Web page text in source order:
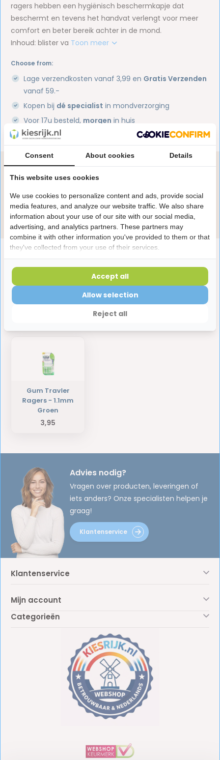
ragers hebben een hygiënisch beschermkapje dat
beschermt en tevens het handvat verlengt voor meer
comfort en beter bereik achter in de mond.
Inhoud: blister va Toon meer
Choose from:
Lage verzendkosten vanaf 3,99 en Gratis Verzenden
vanaf 59.-
Kopen bij dé specialist in mondverzorging
Voor 17u besteld, morgen in huis
1 miljoen+tevreden klanten
Productomschrijving
Reviews
Heb je een vraag over dit product?
Onze specialisten helpen je graag! Spreek ons aan
in de chat of stuur een e-mail.
Stuur e-mail
Laatst bekeken producten
Gum Travler
Ragers - 1.1mm
Groen
3,95
Advies nodig?
Vragen over producten, leveringen of
iets anders? Onze specialisten helpen je
graag!
Klantenservice
Klantenservice
Mijn account
Categorieën
Consent About cookies Details
This website uses cookies
We use cookies to personalize content and ads, provide social
media features, and analyze our website traffic. We also share
information about your use of our site with our social media,
advertising, and analytics partners. These partners may
combine it with other information you've provided to them or that
they've collected from your use of their services.
Reject all
Allow selection
Accept all